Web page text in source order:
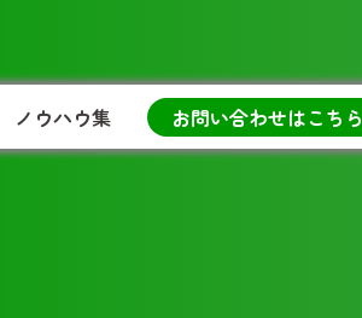
ノウハウ集 お問い合わせはこちら